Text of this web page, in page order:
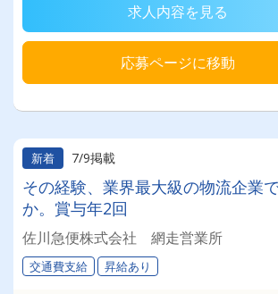
求人内容を見る
応募ページに移動
新着 7/9掲載
その経験、業界最大級の物流企業
か。賞与年2回
佐川急便株式会社 網走営業所
交通費支給 昇給あり